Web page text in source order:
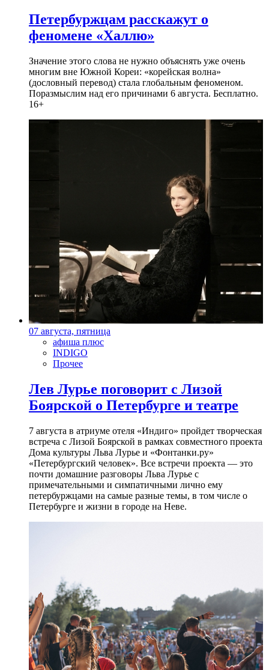
Петербуржцам расскажут о
феномене «Халлю»
Значение этого слова не нужно объяснять уже очень
многим вне Южной Кореи: «корейская волна»
(дословный перевод) стала глобальным феноменом.
Поразмыслим над его причинами 6 августа. Бесплатно.
16+
07 августа, пятница
афиша плюс
INDIGO
Прочее
Лев Лурье поговорит с Лизой
Боярской о Петербурге и театре
7 августа в атриуме отеля «Индиго» пройдет творческая
встреча с Лизой Боярской в рамках совместного проекта
Дома культуры Льва Лурье и «Фонтанки.ру»
«Петербургский человек». Все встречи проекта — это
почти домашние разговоры Льва Лурье с
примечательными и симпатичными лично ему
петербуржцами на самые разные темы, в том числе о
Петербурге и жизни в городе на Неве.